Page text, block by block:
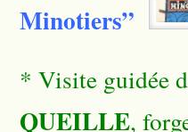
Minotiers”
* Visite guidée
QUEILLE,